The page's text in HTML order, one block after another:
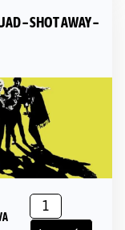
– SHOT AWAY –